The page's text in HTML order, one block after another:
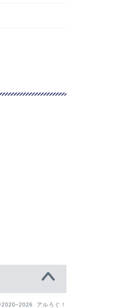
2020–2026 アルろぐ！